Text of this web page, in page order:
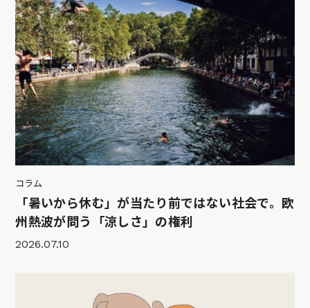
コラム
「暑いから休む」が当たり前ではない社会で。欧
州熱波が問う「涼しさ」の権利
2026.07.10